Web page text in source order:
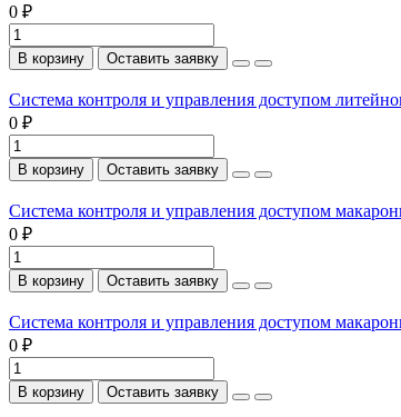
0 ₽
В корзину Оставить заявку
Система контроля и управления доступом
0 ₽
В корзину Оставить заявку
Система контроля и управления доступом
0 ₽
В корзину Оставить заявку
Система контроля и управления доступом
0 ₽
В корзину Оставить заявку